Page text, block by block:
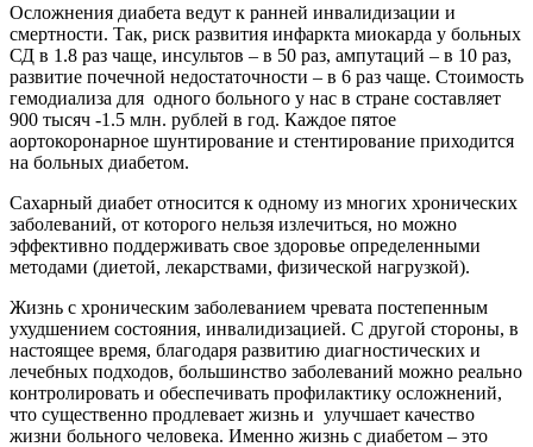
Осложнения диабета ведут к ранней инвалидизации и
смертности. Так, риск развития инфаркта миокарда у больных
СД в 1.8 раз чаще, инсультов – в 50 раз, ампутаций – в 10 раз,
развитие почечной недостаточности – в 6 раз чаще. Стоимость
гемодиализа для одного больного у нас в стране составляет
900 тысяч -1.5 млн. рублей в год. Каждое пятое
аортокоронарное шунтирование и стентирование приходится
на больных диабетом.
Сахарный диабет относится к одному из многих хронических
заболеваний, от которого нельзя излечиться, но можно
эффективно поддерживать свое здоровье определенными
методами (диетой, лекарствами, физической нагрузкой).
Жизнь с хроническим заболеванием чревата постепенным
ухудшением состояния, инвалидизацией. С другой стороны, в
настоящее время, благодаря развитию диагностических и
лечебных подходов, большинство заболеваний можно реально
контролировать и обеспечивать профилактику осложнений,
что существенно продлевает жизнь и улучшает качество
жизни больного человека. Именно жизнь с диабетом – это